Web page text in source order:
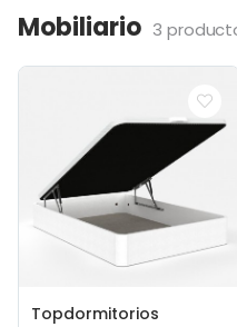
Mobiliario 3
Topdormitorios